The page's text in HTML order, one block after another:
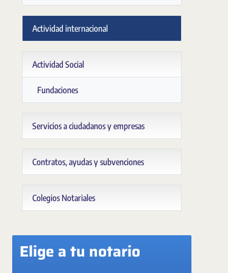
Actividad internacional
Actividad Social
Fundaciones
Servicios a ciudadanos y empresas
Contratos, ayudas y subvenciones
Colegios Notariales
Elige a tu notario